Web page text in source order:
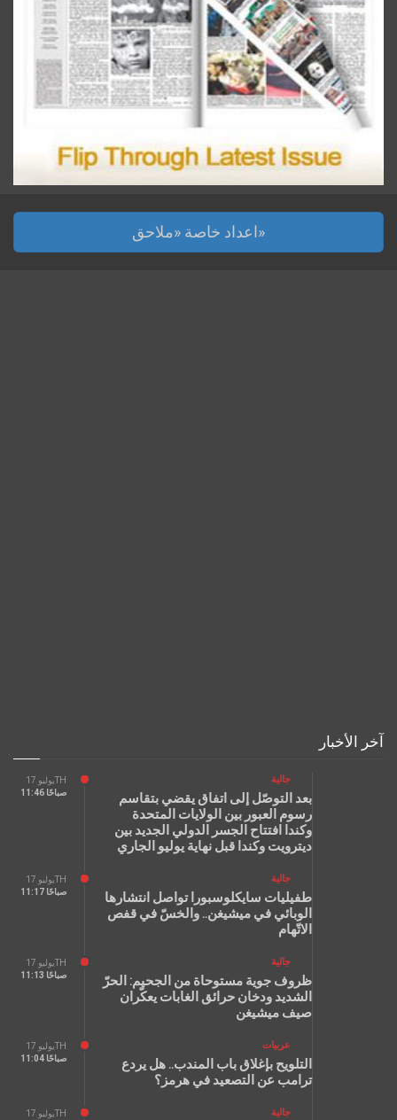
اعداد خاصة «ملاحق»
آخر الأخبار
يوليو 17TH
11:46 صباحًا
جالية
بعد التوصّل إلى اتفاق يقضي بتقاسم
رسوم العبور بين الولايات المتحدة
وكندا افتتاح الجسر الدولي الجديد بين
ديترويت وكندا قبل نهاية يوليو الجاري
يوليو 17TH
11:17 صباحًا
جالية
طفيليات سايكلوسبورا تواصل انتشارها
الوبائي في ميشيغن.. والخسّ في قفص
الاتّهام
يوليو 17TH
11:13 صباحًا
جالية
ظروف جوية مستوحاة من الجحيم: الحرّ
الشديد ودخان حرائق الغابات يعكّران
صيف ميشيغن
يوليو 17TH
11:04 صباحًا
عربيات
التلويح بإغلاق باب المندب.. هل يردع
ترامب عن التصعيد في هرمز؟
يوليو 17TH
جالية